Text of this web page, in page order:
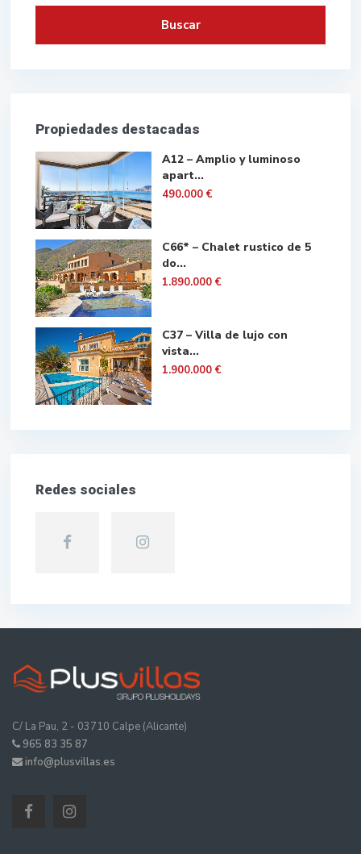
Buscar
Propiedades destacadas
A12 – Amplio y luminoso
apart...
490.000 €
C66* – Chalet rustico de 5
do...
1.890.000 €
C37 – Villa de lujo con
vista...
1.900.000 €
Redes sociales
C/ La Pau, 2 - 03710 Calpe (Alicante)
965 83 35 87
info@plusvillas.es